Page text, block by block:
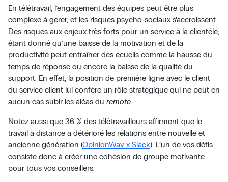
En télétravail, l’engagement des équipes peut être plus
complexe à gérer, et les risques psycho-sociaux s’accroissent.
Des risques aux enjeux très forts pour un service à la clientèle,
étant donné qu’une baisse de la motivation et de la
productivité peut entraîner des écueils comme la hausse du
temps de réponse ou encore la baisse de la qualité du
support. En effet, la position de première ligne avec le client
du service client lui confère un rôle stratégique qui ne peut en
aucun cas subir les aléas du remote.
Notez aussi que 36 % des télétravailleurs affirment que le
travail à distance a détérioré les relations entre nouvelle et
ancienne génération (OpinionWay x Slack). L’un de vos défis
consiste donc à créer une cohésion de groupe motivante
pour tous vos conseillers.